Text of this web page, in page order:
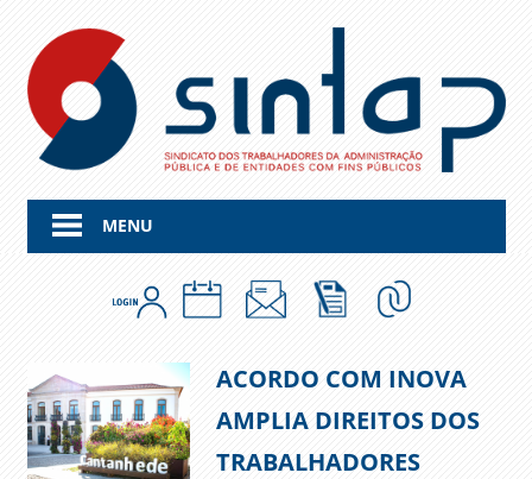
content
MENU
ACORDO COM INOVA
AMPLIA DIREITOS DOS
TRABALHADORES